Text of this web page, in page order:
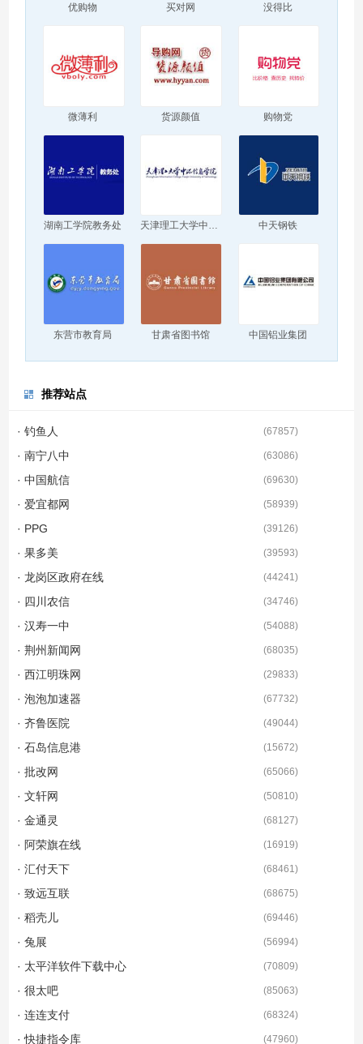
优购物 买对网 没得比
微薄利 货源颜值 购物党
湖南工学院教务处 天津理工大学中环信息学院 中天钢铁
东营市教育局 甘肃省图书馆 中国铝业集团
推荐站点
· 钓鱼人 (67857)
· 南宁八中 (63086)
· 中国航信 (69630)
· 爱宜都网 (58939)
· PPG (39126)
· 果多美 (39593)
· 龙岗区政府在线 (44241)
· 四川农信 (34746)
· 汉寿一中 (54088)
· 荆州新闻网 (68035)
· 西江明珠网 (29833)
· 泡泡加速器 (67732)
· 齐鲁医院 (49044)
· 石岛信息港 (15672)
· 批改网 (65066)
· 文轩网 (50810)
· 金通灵 (68127)
· 阿荣旗在线 (16919)
· 汇付天下 (68461)
· 致远互联 (68675)
· 稻壳儿 (69446)
· 兔展 (56994)
· 太平洋软件下载中心 (70809)
· 很太吧 (85063)
· 连连支付 (68324)
· 快捷指令库 (47960)